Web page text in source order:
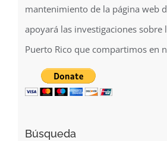
mantenimiento de la página web
apoyará las investigaciones sobre
Puerto Rico que compartimos en
Búsqueda